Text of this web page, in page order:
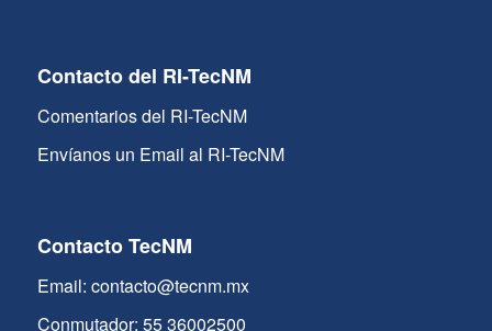
Contacto del RI-TecNM
Comentarios del RI-TecNM
Envíanos un Email al RI-TecNM
Contacto TecNM
Email: contacto@tecnm.mx
Conmutador: 55 36002500